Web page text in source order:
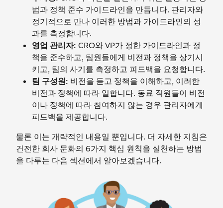
법과 정책 준수 가이드라인을 만듭니다. 관리자와
정기적으로 만나 이러한 방법과 가이드라인의 성
과를 측정합니다.
영업 관리자: CRO와 VP가 정한 가이드라인과 정
책을 준수하고, 팀원들에게 비전과 정책을 상기시
키고, 팀의 사기를 측정하고 피드백을 요청합니다.
팀 구성원: 비전을 듣고 정책을 이해하고, 이러한
비전과 정책에 따라 일합니다. 동료 직원들이 비전
이나 정책에 따라 참여하지 않는 경우 관리자에게
피드백을 제공합니다.
물론 이는 개략적인 내용일 뿐입니다. 더 자세한 지침은
건전한 회사 문화의 6가지 핵심 원칙을 실천하는 방법
을 다루는 다음 섹션에서 알아보겠습니다.